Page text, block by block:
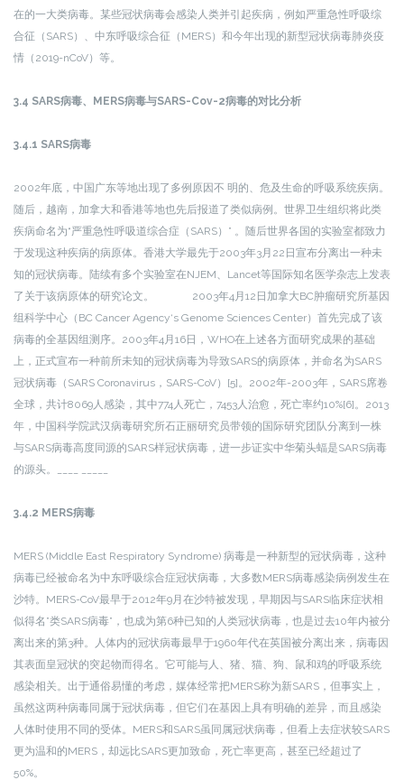
在的一大类病毒。某些冠状病毒会感染人类并引起疾病，例如严重急性呼吸综
合征（SARS）、中东呼吸综合征（MERS）和今年出现的新型冠状病毒肺炎疫
情（2019-nCoV）等。
3.4 SARS病毒、MERS病毒与SARS-Cov-2病毒的对比分析
3.4.1 SARS病毒
2002年底，中国广东等地出现了多例原因不 明的、危及生命的呼吸系统疾病。
随后，越南，加拿大和香港等地也先后报道了类似病例。世界卫生组织将此类
疾病命名为“严重急性呼吸道综合症（SARS）” 。随后世界各国的实验室都致力
于发现这种疾病的病原体。香港大学最先于2003年3月22日宣布分离出一种未
知的冠状病毒。陆续有多个实验室在NJEM、Lancet等国际知名医学杂志上发表
了关于该病原体的研究论文。 2003年4月12日加拿大BC肿瘤研究所基因
组科学中心（BC Cancer Agency‘s Genome Sciences Center）首先完成了该
病毒的全基因组测序。2003年4月16日，WHO在上述各方面研究成果的基础
上，正式宣布一种前所未知的冠状病毒为导致SARS的病原体，并命名为SARS
冠状病毒（SARS Coronavirus，SARS-CoV）[5]。2002年-2003年，SARS席卷
全球，共计8069人感染，其中774人死亡，7453人治愈，死亡率约10%[6]。2013
年，中国科学院武汉病毒研究所石正丽研究员带领的国际研究团队分离到一株
与SARS病毒高度同源的SARS样冠状病毒，进一步证实中华菊头蝠是SARS病毒
的源头。____ _____
3.4.2 MERS病毒
MERS (Middle East Respiratory Syndrome) 病毒是一种新型的冠状病毒，这种
病毒已经被命名为中东呼吸综合症冠状病毒，大多数MERS病毒感染病例发生在
沙特。MERS-CoV最早于2012年9月在沙特被发现，早期因与SARS临床症状相
似得名”类SARS病毒”，也成为第6种已知的人类冠状病毒，也是过去10年内被分
离出来的第3种。人体内的冠状病毒最早于1960年代在英国被分离出来，病毒因
其表面皇冠状的突起物而得名。它可能与人、猪、猫、狗、鼠和鸡的呼吸系统
感染相关。出于通俗易懂的考虑，媒体经常把MERS称为新SARS，但事实上，
虽然这两种病毒同属于冠状病毒，但它们在基因上具有明确的差异，而且感染
人体时使用不同的受体。MERS和SARS虽同属冠状病毒，但看上去症状较SARS
更为温和的MERS，却远比SARS更加致命，死亡率更高，甚至已经超过了
50%。